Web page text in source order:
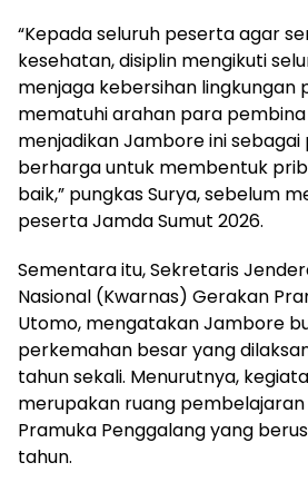
“Kepada seluruh peserta agar
kesehatan, disiplin mengikuti
menjaga kebersihan lingkungan
mematuhi arahan para
menjadikan Jambore ini
berharga untuk membentuk
baik,” pungkas Surya, sebelum
peserta Jamda Sumut 2026.
Sementara itu, Sekretaris
Nasional (Kwarnas) Gerakan
Utomo, mengatakan Jambore
perkemahan besar yang
tahun sekali. Menurutnya,
merupakan ruang
Pramuka Penggalang yang
tahun.